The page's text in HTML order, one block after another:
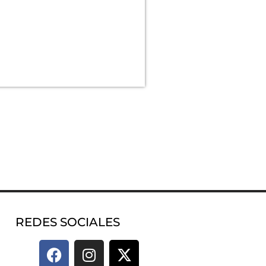
REDES SOCIALES